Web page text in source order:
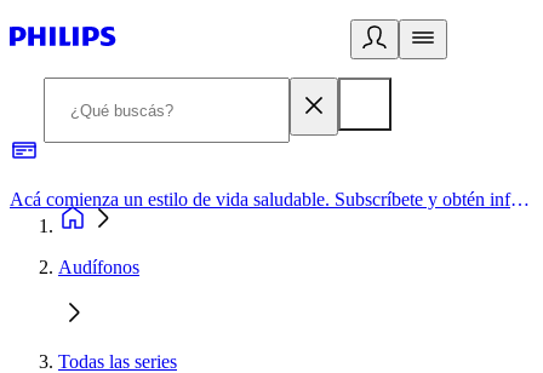
Acá comienza un estilo de vida saludable. Subscríbete y obtén información de primera mano
Audífonos
Todas las series